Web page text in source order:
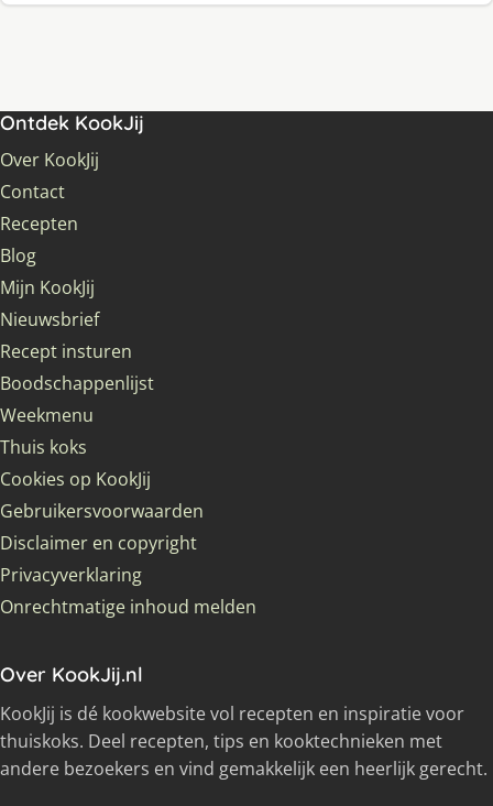
Ontdek KookJij
Over KookJij
Contact
Recepten
Blog
Mijn KookJij
Nieuwsbrief
Recept insturen
Boodschappenlijst
Weekmenu
Thuis koks
Cookies op KookJij
Gebruikersvoorwaarden
Disclaimer en copyright
Privacyverklaring
Onrechtmatige inhoud melden
Over KookJij.nl
KookJij is dé kookwebsite vol recepten en inspiratie voor
thuiskoks. Deel recepten, tips en kooktechnieken met
andere bezoekers en vind gemakkelijk een heerlijk gerecht.